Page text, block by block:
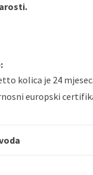
kolica je 24
europski